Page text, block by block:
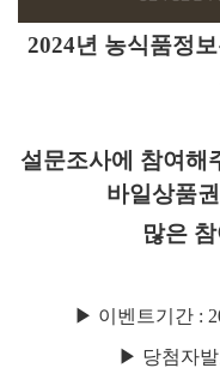
2024년 농식품정
설문조사에 참여해
바일상품
많은
▶ 이벤트기간 :
▶ 당첨자발